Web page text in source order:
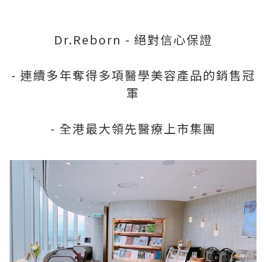
Dr.Reborn - 絕對信心保證
- 連續多年奪得多項醫學美容產品的銷售冠
軍
- 全港最大領先醫療上市集團